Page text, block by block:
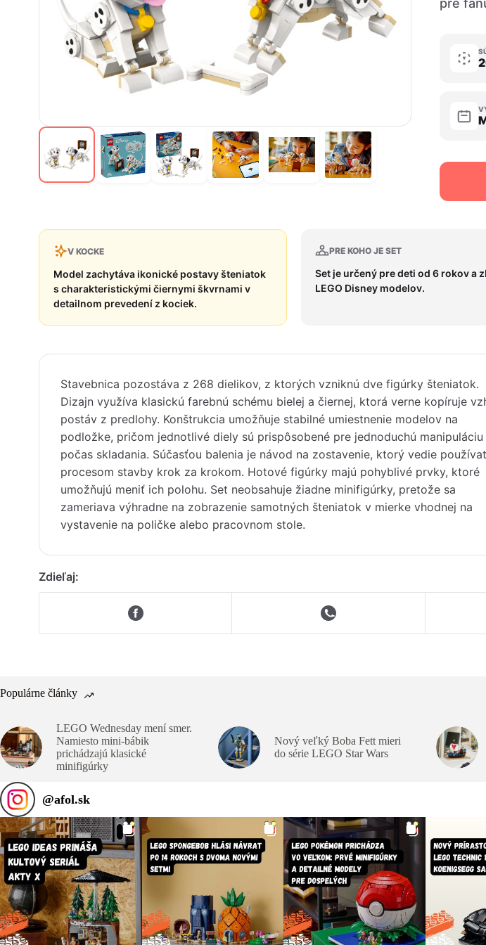
pre
V KOCKE
Model zachytáva ikonické postavy šteniatok
s charakteristickými čiernymi škvrnami v
detailnom prevedení z kociek.
PRE KOHO JE SET
Set je určený pre deti od 6 rokov a
LEGO Disney modelov.
Stavebnica pozostáva z 268 dielikov, z ktorých vzniknú dve figúrky šteniatok.
Dizajn využíva klasickú farebnú schému bielej a čiernej, ktorá verne kopíruje
postáv z predlohy. Konštrukcia umožňuje stabilné umiestnenie modelov na
podložke, pričom jednotlivé diely sú prispôsobené pre jednoduchú manipuláciu
počas skladania. Súčasťou balenia je návod na zostavenie, ktorý vedie
procesom stavby krok za krokom. Hotové figúrky majú pohyblivé prvky, ktoré
umožňujú meniť ich polohu. Set neobsahuje žiadne minifigúrky, pretože sa
zameriava výhradne na zobrazenie samotných šteniatok v mierke vhodnej na
vystavenie na poličke alebo pracovnom stole.
Zdieľaj:
Populárne články
LEGO Wednesday mení smer.
Namiesto mini-bábik
prichádzajú klasické
minifigúrky
Nový veľký Boba Fett mieri
do série LEGO Star Wars
@afol.sk